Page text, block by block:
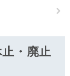
・廃止